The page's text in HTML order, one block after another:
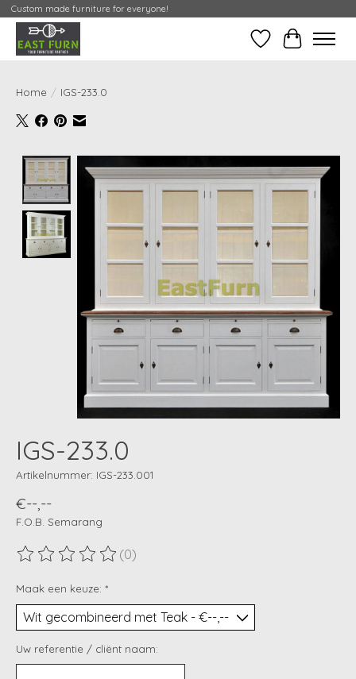
Custom made furniture for everyone!
Verlanglijst
Mijn
Home / IGS-233.0
Product image slideshow Items
IGS-233.0
Artikelnummer: IGS-233.001
€--,--
F.O.B. Semarang
De beoordeling van dit product is
(0)
Maak een keuze: *
Uw referentie / cliënt naam: